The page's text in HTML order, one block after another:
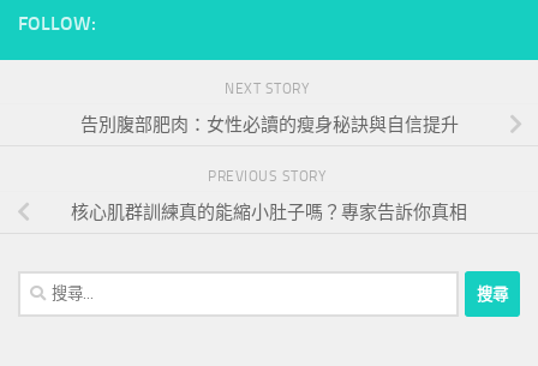
FOLLOW:
NEXT STORY
告別腹部肥肉：女性必讀的瘦身秘訣與自信提升
PREVIOUS STORY
核心肌群訓練真的能縮小肚子嗎？專家告訴你真相
搜
尋